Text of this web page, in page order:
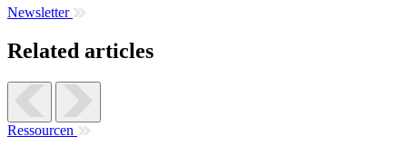
Newsletter
Related articles
Ressourcen